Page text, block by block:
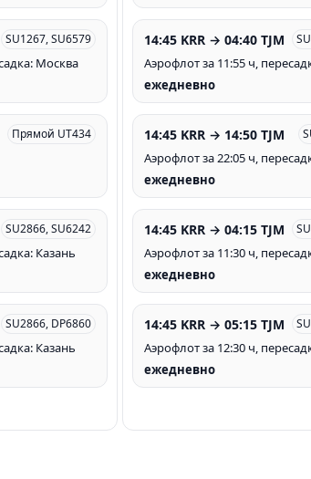
SU1267, SU6579
Москва
Прямой UT434
SU2866, SU6242
Казань
SU2866, DP6860
Казань
14:45 KRR → 04:40 TJM
Аэрофлот за 11:55 ч,
ежедневно
14:45 KRR → 14:50 TJM
Аэрофлот за 22:05 ч,
ежедневно
14:45 KRR → 04:15 TJM
Аэрофлот за 11:30 ч,
ежедневно
14:45 KRR → 05:15 TJM
Аэрофлот за 12:30 ч,
ежедневно